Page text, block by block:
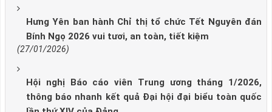
Hưng Yên ban hành Chỉ thị tổ chức Tết Nguyên đán
Bính Ngọ 2026 vui tươi, an toàn, tiết kiệm
(27/01/2026)
Hội nghị Báo cáo viên Trung ương tháng 1/2026,
thông báo nhanh kết quả Đại hội đại biểu toàn quốc